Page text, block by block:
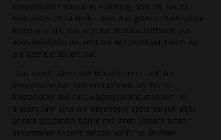
Reeperbahn Festival in Hamburg. Von 18. bis 21.
September 2024 findet dort das größte Clubfestival
Europas statt, das sich für Musikschaffende aus
allen Bereichen als zentrale Netzwerkplattform für
die Szene etabliert hat.
„Das Event ‚Meet the Mannheimers‘ auf der
Reeperbahn hat sich mittlerweile als fester
Bestandteil des Festivalprogramms etabliert. In
diesem Jahr sind wir besonders stolz darauf, dass
unsere Studentin Soffie mit ihren Liedern einen
besonderen Akzent setzen wird", so Michael